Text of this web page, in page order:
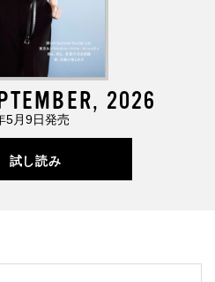
2026
5月9日発売
試し読み